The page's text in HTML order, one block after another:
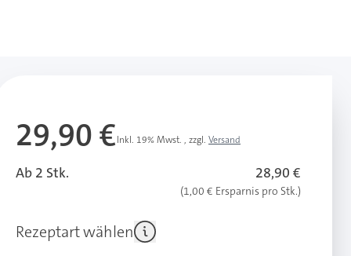
29,90 €Inkl. 19% Mwst. , zzgl. Versand
Ab 2 Stk. 28,90 €
(1,00 € Ersparnis pro Stk.)
Rezeptart wählen